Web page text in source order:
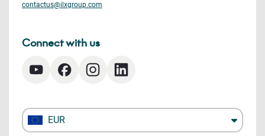
contactus@ilxgroup.com
Connect with us
EUR